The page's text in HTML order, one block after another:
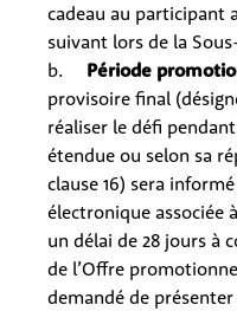
cadeau au participant
suivant lors de la
b. Période
provisoire final
réaliser le défi
étendue ou selon sa
clause 16) sera
électronique associée
un délai de 28 jours à
de l’Offre
demandé de